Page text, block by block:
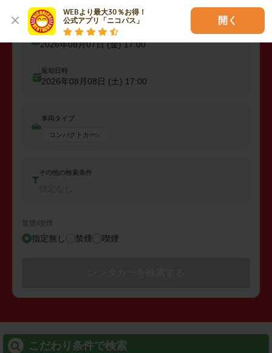
WEBより最大30％お得！
公式アプリ「ニコパス」
開く
出発日時
2026年08月07日 (金) 17:00
返却日時
2026年08月08日 (土) 17:00
車両タイプ
コンパクトカー
その他の検索条件
禁煙/喫煙
指定無し 禁煙 喫煙
こだわり条件で検索